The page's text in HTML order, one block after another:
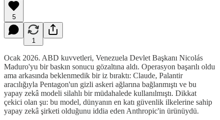
5
1
Ocak 2026. ABD kuvvetleri, Venezuela Devlet Başkanı Nicolás
Maduro'yu bir baskın sonucu gözaltına aldı. Operasyon başarılı oldu
ama arkasında beklenmedik bir iz bıraktı: Claude, Palantir
aracılığıyla Pentagon'un gizli askeri ağlarına bağlanmıştı ve bu
yapay zekâ modeli silahlı bir müdahalede kullanılmıştı. Dikkat
çekici olan şu: bu model, dünyanın en katı güvenlik ilkelerine sahip
yapay zekâ şirketi olduğunu iddia eden Anthropic'in ürünüydü.